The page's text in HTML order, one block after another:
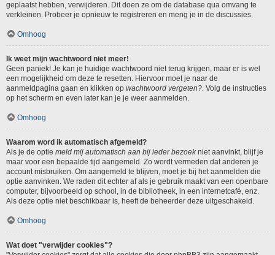
geplaatst hebben, verwijderen. Dit doen ze om de database qua omvang te
verkleinen. Probeer je opnieuw te registreren en meng je in de discussies.
Omhoog
Ik weet mijn wachtwoord niet meer!
Geen paniek! Je kan je huidige wachtwoord niet terug krijgen, maar er is wel
een mogelijkheid om deze te resetten. Hiervoor moet je naar de
aanmeldpagina gaan en klikken op wachtwoord vergeten?. Volg de instructies
op het scherm en even later kan je je weer aanmelden.
Omhoog
Waarom word ik automatisch afgemeld?
Als je de optie meld mij automatisch aan bij ieder bezoek niet aanvinkt, blijf je
maar voor een bepaalde tijd aangemeld. Zo wordt vermeden dat anderen je
account misbruiken. Om aangemeld te blijven, moet je bij het aanmelden die
optie aanvinken. We raden dit echter af als je gebruik maakt van een openbare
computer, bijvoorbeeld op school, in de bibliotheek, in een internetcafé, enz.
Als deze optie niet beschikbaar is, heeft de beheerder deze uitgeschakeld.
Omhoog
Wat doet "verwijder cookies"?